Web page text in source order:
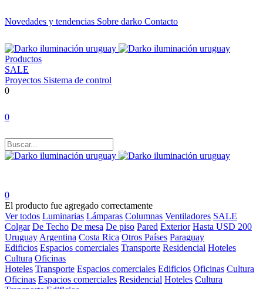
Novedades y tendencias Sobre darko Contacto
Productos
SALE
Proyectos Sistema de control
0
0
0
El producto fue agregado correctamente
Ver todos Luminarias Lámparas Columnas Ventiladores SALE
Colgar De Techo De mesa De piso Pared Exterior Hasta USD 200
Uruguay Argentina Costa Rica Otros Países Paraguay
Edificios Espacios comerciales Transporte Residencial Hoteles
Cultura Oficinas
Hoteles Transporte Espacios comerciales Edificios Oficinas Cultura
Oficinas Espacios comerciales Residencial Hoteles Cultura